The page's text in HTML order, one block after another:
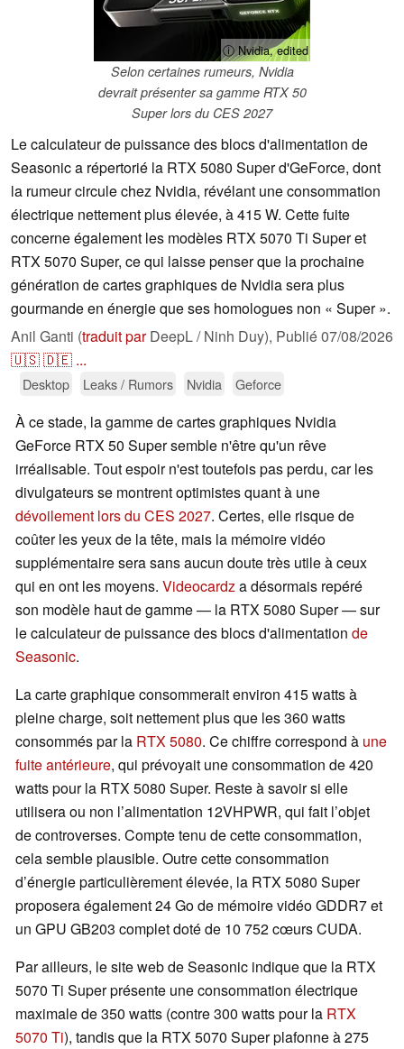
ⓘ Nvidia, edited
Selon certaines rumeurs, Nvidia
devrait présenter sa gamme RTX 50
Super lors du CES 2027
Le calculateur de puissance des blocs d'alimentation de
Seasonic a répertorié la RTX 5080 Super d'GeForce, dont
la rumeur circule chez Nvidia, révélant une consommation
électrique nettement plus élevée, à 415 W. Cette fuite
concerne également les modèles RTX 5070 Ti Super et
RTX 5070 Super, ce qui laisse penser que la prochaine
génération de cartes graphiques de Nvidia sera plus
gourmande en énergie que ses homologues non « Super ».
Anil Ganti (traduit parDeepL / Ninh Duy), Publié07/08/2026
🇺🇸🇩🇪 ...
Desktop Leaks / Rumors Nvidia Geforce
À ce stade, la gamme de cartes graphiques Nvidia
GeForce RTX 50 Super semble n'être qu'un rêve
irréalisable. Tout espoir n'est toutefois pas perdu, car les
divulgateurs se montrent optimistes quant à une
dévoilement lors du CES 2027. Certes, elle risque de
coûter les yeux de la tête, mais la mémoire vidéo
supplémentaire sera sans aucun doute très utile à ceux
qui en ont les moyens. Videocardza désormais repéré
son modèle haut de gamme — la RTX 5080 Super — sur
le calculateur de puissance des blocs d'alimentation de
Seasonic.
La carte graphique consommerait environ 415 watts à
pleine charge, soit nettement plus que les 360 watts
consommés par la RTX 5080. Ce chiffre correspond à une
fuite antérieure, qui prévoyait une consommation de 420
watts pour la RTX 5080 Super. Reste à savoir si elle
utilisera ou non l’alimentation 12VHPWR, qui fait l’objet
de controverses. Compte tenu de cette consommation,
cela semble plausible. Outre cette consommation
d’énergie particulièrement élevée, la RTX 5080 Super
proposera également 24 Go de mémoire vidéo GDDR7 et
un GPU GB203 complet doté de 10 752 cœurs CUDA.
Par ailleurs, le site web de Seasonic indique que la RTX
5070 Ti Super présente une consommation électrique
maximale de 350 watts (contre 300 watts pour la RTX
5070 Ti), tandis que la RTX 5070 Super plafonne à 275